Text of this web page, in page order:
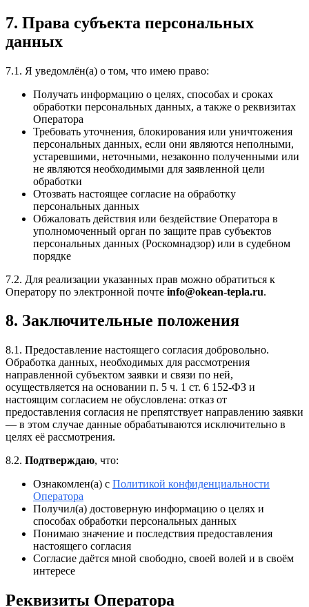
7. Права субъекта персональных
данных
7.1. Я уведомлён(а) о том, что имею право:
Получать информацию о целях, способах и сроках
обработки персональных данных, а также о реквизитах
Оператора
Требовать уточнения, блокирования или уничтожения
персональных данных, если они являются неполными,
устаревшими, неточными, незаконно полученными или
не являются необходимыми для заявленной цели
обработки
Отозвать настоящее согласие на обработку
персональных данных
Обжаловать действия или бездействие Оператора в
уполномоченный орган по защите прав субъектов
персональных данных (Роскомнадзор) или в судебном
порядке
7.2. Для реализации указанных прав можно обратиться к
Оператору по электронной почте info@okean-tepla.ru.
8. Заключительные положения
8.1. Предоставление настоящего согласия добровольно.
Обработка данных, необходимых для рассмотрения
направленной субъектом заявки и связи по ней,
осуществляется на основании п. 5 ч. 1 ст. 6 152-ФЗ и
настоящим согласием не обусловлена: отказ от
предоставления согласия не препятствует направлению заявки
— в этом случае данные обрабатываются исключительно в
целях её рассмотрения.
8.2. Подтверждаю, что:
Ознакомлен(а) с Политикой конфиденциальности
Оператора
Получил(а) достоверную информацию о целях и
способах обработки персональных данных
Понимаю значение и последствия предоставления
настоящего согласия
Согласие даётся мной свободно, своей волей и в своём
интересе
Реквизиты Оператора